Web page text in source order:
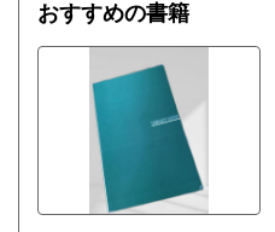
おすすめの書籍